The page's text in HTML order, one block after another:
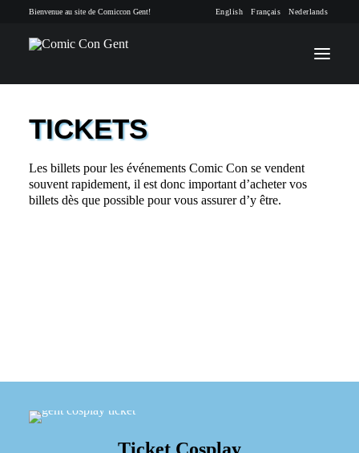
Bienvenue au site de Comiccon Gent! English Français Nederlands
PROGRAMME
INVITÉS
TICKETS
Les billets pour les événements Comic Con se vendent
souvent rapidement, il est donc important d’acheter vos
billets dès que possible pour vous assurer d’y être.